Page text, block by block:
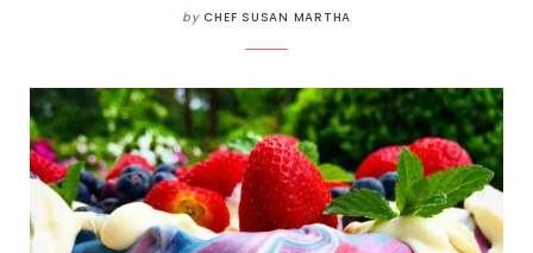
by CHEF SUSAN MARTHA